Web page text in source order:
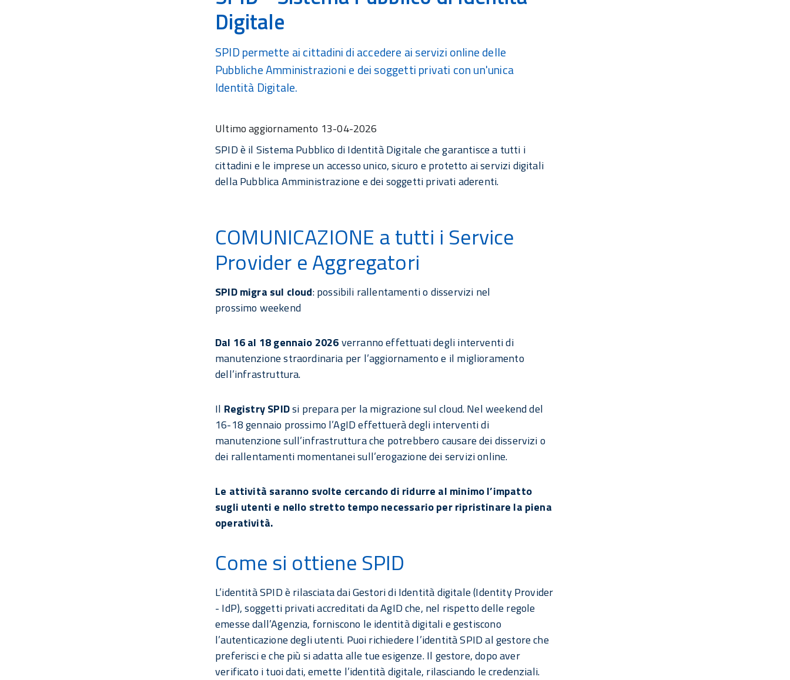
Digitale
SPID permette ai cittadini di accedere ai servizi online delle
Pubbliche Amministrazioni e dei soggetti privati con un'unica
Identità Digitale.
Ultimo aggiornamento 13-04-2026
SPID è il Sistema Pubblico di Identità Digitale che garantisce a tutti i
cittadini e le imprese un accesso unico, sicuro e protetto ai servizi digitali
della Pubblica Amministrazione e dei soggetti privati aderenti.
COMUNICAZIONE a tutti i Service
Provider e Aggregatori
SPID migra sul cloud: possibili rallentamenti o disservizi nel
prossimo weekend
Dal 16 al 18 gennaio 2026verranno effettuati degli interventi di
manutenzione straordinaria per l’aggiornamento e il miglioramento
dell’infrastruttura.
Il Registry SPIDsi prepara per la migrazione sul cloud. Nel weekend del
16-18 gennaio prossimo l’AgID effettuerà degli interventi di
manutenzione sull’infrastruttura che potrebbero causare dei disservizi o
dei rallentamenti momentanei sull’erogazione dei servizi online.
Le attività saranno svolte cercando di ridurre al minimo l’impatto
sugli utenti e nello stretto tempo necessario per ripristinare la piena
operatività.
Come si ottiene SPID
L’identità SPID è rilasciata dai Gestori di Identità digitale (Identity Provider
- IdP), soggetti privati accreditati da AgID che, nel rispetto delle regole
emesse dall’Agenzia, forniscono le identità digitali e gestiscono
l’autenticazione degli utenti. Puoi richiedere l’identità SPID al gestore che
preferisci e che più si adatta alle tue esigenze. Il gestore, dopo aver
verificato i tuoi dati, emette l’identità digitale, rilasciando le credenziali.